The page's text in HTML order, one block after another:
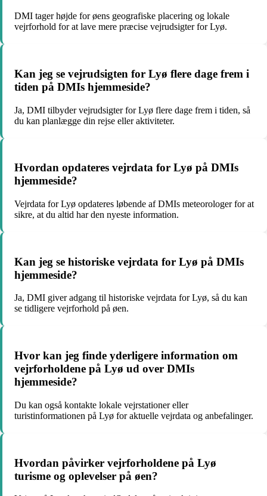
DMI tager højde for øens geografiske placering og lokale
vejrforhold for at lave mere præcise vejrudsigter for Lyø.
Kan jeg se vejrudsigten for Lyø flere dage frem i
tiden på DMIs hjemmeside?
Ja, DMI tilbyder vejrudsigter for Lyø flere dage frem i tiden, så
du kan planlægge din rejse eller aktiviteter.
Hvordan opdateres vejrdata for Lyø på DMIs
hjemmeside?
Vejrdata for Lyø opdateres løbende af DMIs meteorologer for at
sikre, at du altid har den nyeste information.
Kan jeg se historiske vejrdata for Lyø på DMIs
hjemmeside?
Ja, DMI giver adgang til historiske vejrdata for Lyø, så du kan
se tidligere vejrforhold på øen.
Hvor kan jeg finde yderligere information om
vejrforholdene på Lyø ud over DMIs
hjemmeside?
Du kan også kontakte lokale vejrstationer eller
turistinformationen på Lyø for aktuelle vejrdata og anbefalinger.
Hvordan påvirker vejrforholdene på Lyø
turisme og oplevelser på øen?